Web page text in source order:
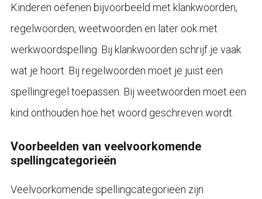
Kinderen oefenen bijvoorbeeld met klankwoorden,
regelwoorden, weetwoorden en later ook met
werkwoordspelling. Bij klankwoorden schrijf je vaak
wat je hoort. Bij regelwoorden moet je juist een
spellingregel toepassen. Bij weetwoorden moet een
kind onthouden hoe het woord geschreven wordt.
Voorbeelden van veelvoorkomende
spellingcategorieën
Veelvoorkomende spellingcategorieën zijn